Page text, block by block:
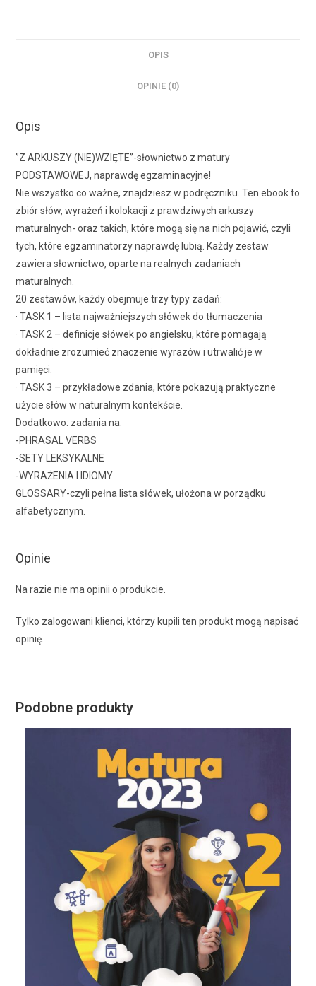
OPIS
OPINIE (0)
Opis
”Z ARKUSZY (NIE)WZIĘTE”-słownictwo z matury
PODSTAWOWEJ, naprawdę egzaminacyjne!
Nie wszystko co ważne, znajdziesz w podręczniku. Ten ebook to
zbiór słów, wyrażeń i kolokacji z prawdziwych arkuszy
maturalnych- oraz takich, które mogą się na nich pojawić, czyli
tych, które egzaminatorzy naprawdę lubią. Każdy zestaw
zawiera słownictwo, oparte na realnych zadaniach
maturalnych.
20 zestawów, każdy obejmuje trzy typy zadań:
· TASK 1 – lista najważniejszych słówek do tłumaczenia
· TASK 2 – definicje słówek po angielsku, które pomagają
dokładnie zrozumieć znaczenie wyrazów i utrwalić je w
pamięci.
· TASK 3 – przykładowe zdania, które pokazują praktyczne
użycie słów w naturalnym kontekście.
Dodatkowo: zadania na:
-PHRASAL VERBS
-SETY LEKSYKALNE
-WYRAŻENIA I IDIOMY
GLOSSARY-czyli pełna lista słówek, ułożona w porządku
alfabetycznym.
Opinie
Na razie nie ma opinii o produkcie.
Tylko zalogowani klienci, którzy kupili ten produkt mogą napisać
opinię.
Podobne produkty